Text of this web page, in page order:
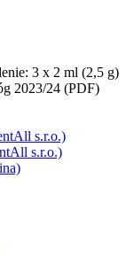
3 x 2 ml (2,5 g)
2023/24 (PDF)
s.r.o.)
s.r.o.)